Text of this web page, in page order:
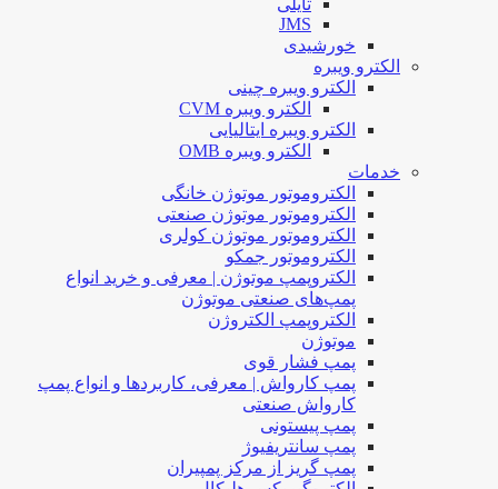
JMS
خورشیدی
الکترو ویبره
الکترو ویبره چینی
الکترو ویبره CVM
الکترو ویبره ایتالیایی
الکترو ویبره OMB
خدمات
الکتروموتور موتوژن خانگی
الکتروموتور موتوژن صنعتی
الکتروموتور موتوژن کولری
الکتروموتور جمکو
الکتروپمپ موتوژن | معرفی و خرید انواع
پمپ‌های صنعتی موتوژن
الکتروپمپ الکتروژن
موتوژن
پمپ فشار قوی
پمپ کارواش | معرفی، کاربردها و انواع پمپ
کارواش صنعتی
پمپ پیستونی
پمپ سانتریفیوژ
پمپ گریز از مرکز پمپیران